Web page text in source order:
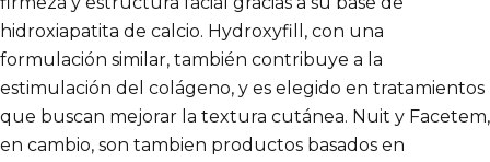
hidroxiapatita de calcio. Hydroxyfill, con una
formulación similar, también contribuye a la
estimulación del colágeno, y es elegido en tratamientos
que buscan mejorar la textura cutánea. Nuit y Facetem,
en cambio, son tambien productos basados en